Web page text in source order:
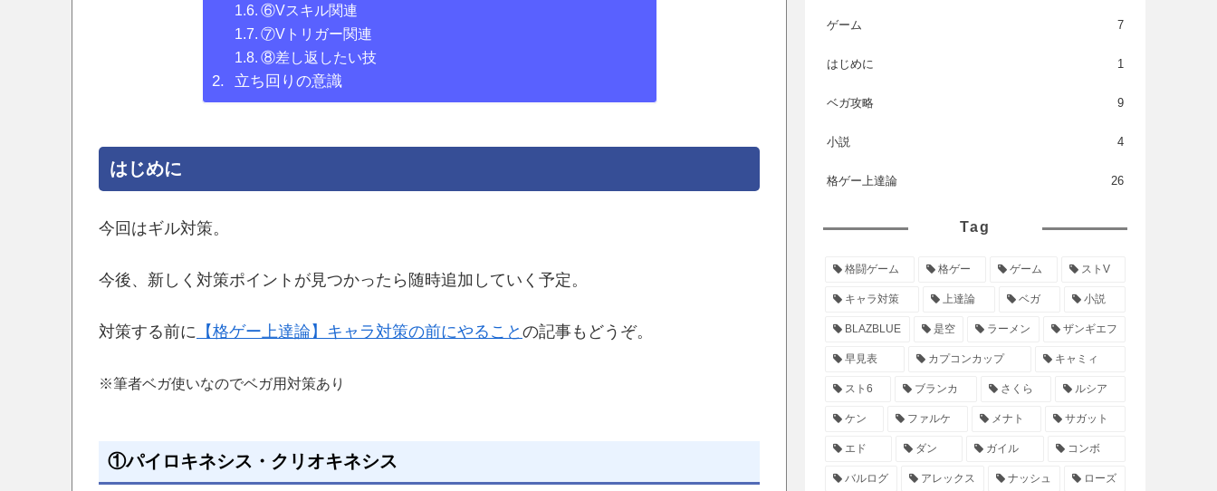
⑥Vスキル関連
⑦Vトリガー関連
⑧差し返したい技
立ち回りの意識
はじめに
今回はギル対策。
今後、新しく対策ポイントが見つかったら随時追加していく予定。
対策する前に 【格ゲー上達論】キャラ対策の前にやること の記事もどうぞ。
※筆者ベガ使いなのでベガ用対策あり
①パイロキネシス・クリオキネシス
ゲーム 7
はじめに 1
ベガ攻略 9
小説 4
格ゲー上達論 26
Tag
格闘ゲーム 格ゲー ゲーム ストV
キャラ対策 上達論 ベガ 小説
BLAZBLUE 是空 ラーメン ザンギエフ
早見表 カプコンカップ キャミィ
スト6 ブランカ さくら ルシア
ケン ファルケ メナト サガット
エド ダン ガイル コンボ
バルログ アレックス ナッシュ ローズ